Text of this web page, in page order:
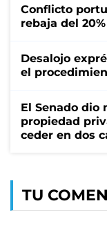
Conflicto
rebaja del
Desalojo
el
El Senado dio
propiedad
ceder en dos
TU